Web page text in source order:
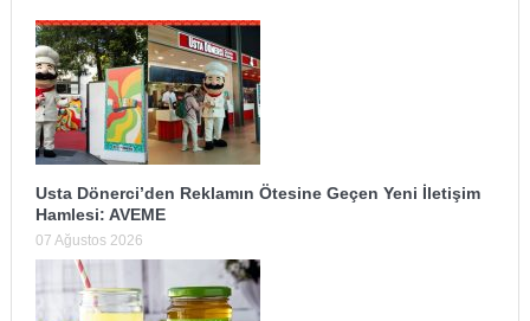
Usta Dönerci’den Reklamın Ötesine Geçen Yeni İletişim
Hamlesi: AVEME
07 Ağustos 2026